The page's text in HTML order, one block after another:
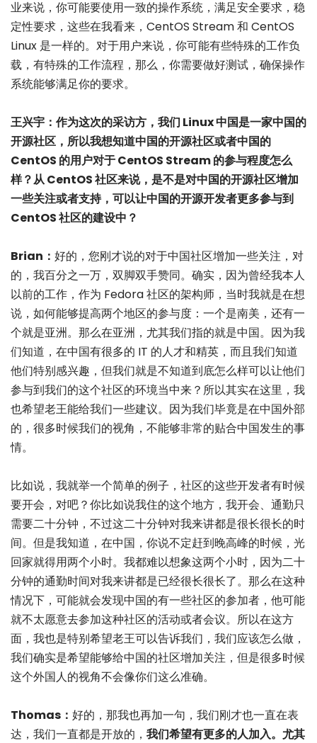
业来说，你可能要使用一致的操作系统，满足安全要求，稳
定性要求，这些在我看来，CentOS Stream 和 CentOS
Linux 是一样的。对于用户来说，你可能有些特殊的工作负
载，有特殊的工作流程，那么，你需要做好测试，确保操作
系统能够满足你的要求。
王兴宇：作为这次的采访方，我们 Linux 中国是一家中国的
开源社区，所以我想知道中国的开源社区或者中国的
CentOS 的用户对于 CentOS Stream 的参与程度怎么
样？从 CentOS 社区来说，是不是对中国的开源社区增加
一些关注或者支持，可以让中国的开源开发者更多参与到
CentOS 社区的建设中？
Brian： 好的，您刚才说的对于中国社区增加一些关注，对
的，我百分之一万，双脚双手赞同。确实，因为曾经我本人
以前的工作，作为 Fedora 社区的架构师，当时我就是在想
说，如何能够提高两个地区的参与度：一个是南美，还有一
个就是亚洲。那么在亚洲，尤其我们指的就是中国。因为我
们知道，在中国有很多的 IT 的人才和精英，而且我们知道
他们特别感兴趣，但我们就是不知道到底怎么样可以让他们
参与到我们的这个社区的环境当中来？所以其实在这里，我
也希望老王能给我们一些建议。因为我们毕竟是在中国外部
的，很多时候我们的视角，不能够非常的贴合中国发生的事
情。
比如说，我就举一个简单的例子，社区的这些开发者有时候
要开会，对吧？你比如说我住的这个地方，我开会、通勤只
需要二十分钟，不过这二十分钟对我来讲都是很长很长的时
间。但是我知道，在中国，你说不定赶到晚高峰的时候，光
回家就得用两个小时。我都难以想象这两个小时，因为二十
分钟的通勤时间对我来讲都是已经很长很长了。那么在这种
情况下，可能就会发现中国的有一些社区的参加者，他可能
就不太愿意去参加这种社区的活动或者会议。所以在这方
面，我也是特别希望老王可以告诉我们，我们应该怎么做，
我们确实是希望能够给中国的社区增加关注，但是很多时候
这个外国人的视角不会像你们这么准确。
Thomas： 好的，那我也再加一句，我们刚才也一直在表
达，我们一直都是开放的， 我们希望有更多的人加入。尤其